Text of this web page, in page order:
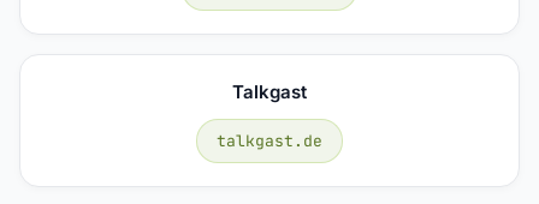
Talkgast
talkgast.de